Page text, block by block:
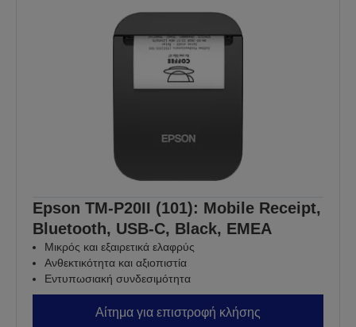
Epson TM-P20II (101): Mobile Receipt,
Bluetooth, USB-C, Black, EMEA
Μικρός και εξαιρετικά ελαφρύς
Ανθεκτικότητα και αξιοπιστία
Εντυπωσιακή συνδεσιμότητα
Αίτημα για επιστροφή κλήσης